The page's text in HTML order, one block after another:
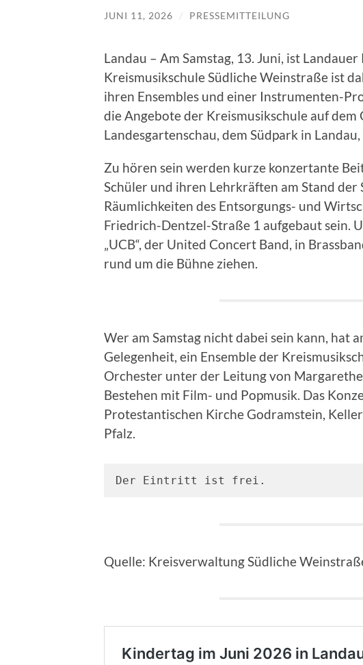
JUNI 11, 2026 / PRESSEMITTEILUNG
Landau – Am Samstag, 13. Juni, ist
Kreismusikschule Südliche Weinstraße ist
ihren Ensembles und einer Instrumenten-
die Angebote der Kreismusikschule auf dem
Landesgartenschau, dem Südpark in
Zu hören sein werden kurze konzertante
Schüler und ihren Lehrkräften am Stand der
Räumlichkeiten des Entsorgungs- und
Friedrich-Dentzel-Straße 1 aufgebaut sein.
„UCB“, der United Concert Band, in
rund um die Bühne ziehen.
Wer am Samstag nicht dabei sein kann, hat
Gelegenheit, ein Ensemble der
Orchester unter der Leitung von
Bestehen mit Film- und Popmusik. Das
Protestantischen Kirche Godramstein,
Pfalz.
Der Eintritt ist frei.
Quelle: Kreisverwaltung Südliche